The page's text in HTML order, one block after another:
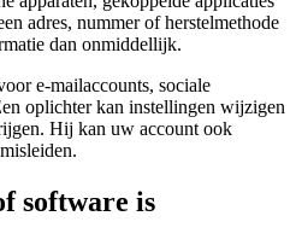
adres, nummer of herstelmethode
dan onmiddellijk.
e-mailaccounts, sociale
oplichter kan instellingen wijzigen
Hij kan uw account ook
software is